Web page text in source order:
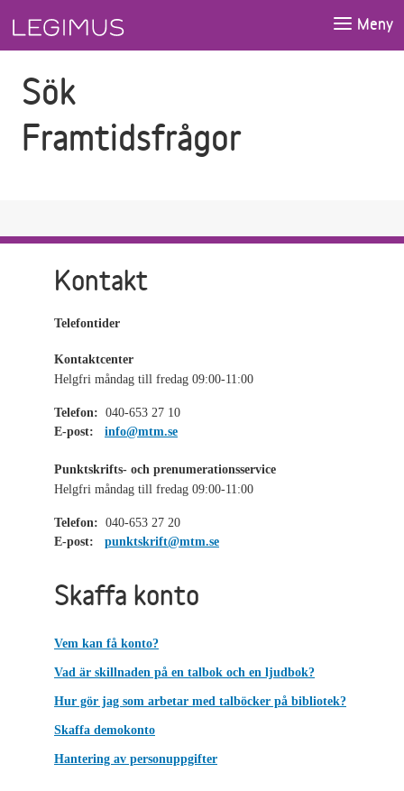
Meny
Sök
Framtidsfrågor
Kontakt
Telefontider
Kontaktcenter
Helgfri måndag till fredag 09:00-11:00
Telefon: 040-653 27 10
E-post:
info@mtm.se
Punktskrifts- och prenumerationsservice
Helgfri måndag till fredag 09:00-11:00
Telefon: 040-653 27 20
E-post:
punktskrift@mtm.se
Skaffa konto
Vem kan få konto?
Vad är skillnaden på en talbok och en ljudbok?
Hur gör jag som arbetar med talböcker på bibliotek?
Skaffa demokonto
Hantering av personuppgifter